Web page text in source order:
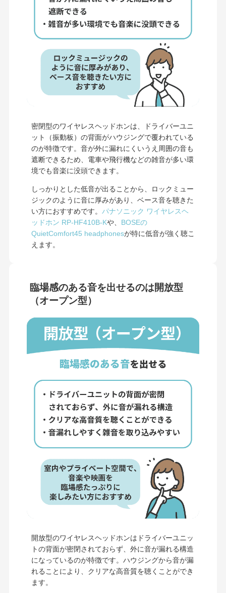
密閉型のワイヤレスヘッドホンは、ドライバーユニ
ット（振動板）の背面がハウジングで覆われている
のが特徴です。音が外に漏れにくいうえ周囲の音も
遮断できるため、電車や飛行機などの雑音が多い環
境でも音楽に没頭できます。
しっかりとした低音が出ることから、ロックミュー
ジックのように音に厚みがあり、ベース音を聴きた
い方におすすめです。 パナソニック ワイヤレスヘ
ッドホン RP-HF410B-Kや、 BOSEの
QuietComfort45 headphonesが特に低音が強く聴こ
えます。
臨場感のある音を出せるのは開放型
（オープン型）
開放型のワイヤレスヘッドホンはドライバーユニッ
トの背面が密閉されておらず、外に音が漏れる構造
になっているのが特徴です。ハウジングから音が漏
れることにより、クリアな高音質を聴くことができ
ます。